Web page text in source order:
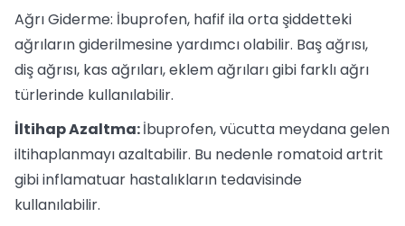
Ağrı Giderme: İbuprofen, hafif ila orta şiddetteki
ağrıların giderilmesine yardımcı olabilir. Baş ağrısı,
diş ağrısı, kas ağrıları, eklem ağrıları gibi farklı ağrı
türlerinde kullanılabilir.
İltihap Azaltma:İbuprofen, vücutta meydana gelen
iltihaplanmayı azaltabilir. Bu nedenle romatoid artrit
gibi inflamatuar hastalıkların tedavisinde
kullanılabilir.